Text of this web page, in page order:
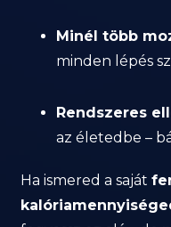
Minél több
minden lépés
Rendszeres
az életedbe –
Ha ismered a saját